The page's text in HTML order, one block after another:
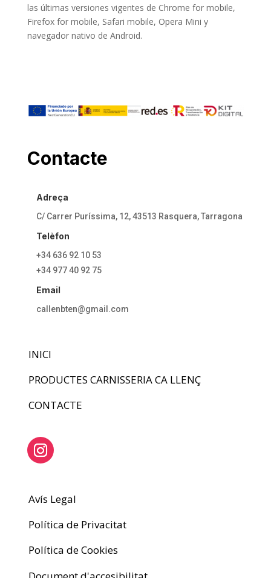
las últimas versiones vigentes de Chrome for mobile,
Firefox for mobile, Safari mobile, Opera Mini y
navegador nativo de Android.
Contacte
Adreça
C/ Carrer Puríssima, 12, 43513 Rasquera, Tarragona
Telèfon
+34 636 92 10 53
+34 977 40 92 75
Email
callenbten@gmail.com
INICI
PRODUCTES CARNISSERIA CA LLENÇ
CONTACTE
Avís Legal
Política de Privacitat
Política de Cookies